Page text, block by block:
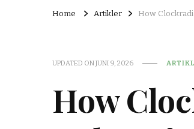
Home Artikler How
UPDATED ONJUNI 9, 2026
How